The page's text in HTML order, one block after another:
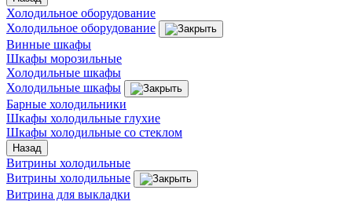
Холодильное оборудование
Холодильное оборудование
Винные шкафы
Шкафы морозильные
Холодильные шкафы
Холодильные шкафы
Барные холодильники
Шкафы холодильные глухие
Шкафы холодильные со стеклом
Назад
Витрины холодильные
Витрины холодильные
Витрина для выкладки